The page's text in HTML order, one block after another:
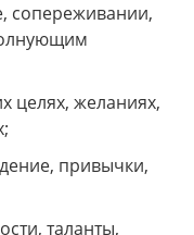
сопереживании,
целях, желаниях,
привычки,
таланты,